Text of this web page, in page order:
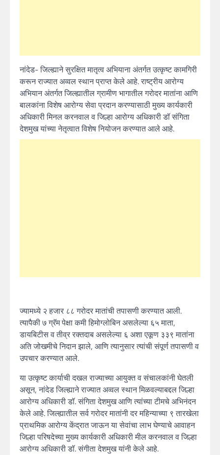
नांदेड- जिल्ह्याने सुरक्षित मातृत्व अभियाना अंतर्गत उत्कृष्ट कामगिरी
करून राज्यात अव्वल स्थान प्राप्त केले आहे. राष्ट्रीय आरोग्य
अभियान अंतर्गत जिल्ह्यातील ग्रामीण भागातील गरोदर मातांना आणि
बालकांना विशेष आरोग्य सेवा प्रदान करण्यासाठी मुख्य कार्यकारी
अधिकारी मिनल करनवाल व जिल्हा आरोग्य अधिकारी डॉ संगिता
देशमुख यांच्या नेतृत्वात विशेष नियोजन करण्यात आले आहे.
ज्यामध्ये २ हजार ८८ गरोदर मातांची तपासणी करण्यात आली.
त्यापैकी ७ ग्रॅम पेक्षा कमी हिमोग्लोबिन असलेल्या ६५ माता,
डायबिटीस व तीव्र रक्तदाब असलेल्या ६ अशा एकूण ३३९ मातांना
अति जोखमीचे निदान झाले, आणि त्यानुसार त्यांची संपूर्ण तपासणी व
उपचार करण्यात आले.
या उत्कृष्ट कार्याची दखल राज्याच्या आयुक्त व संचालकांनी घेतली
असून, नांदेड जिल्ह्याने राज्यात अव्वल स्थान मिळवल्याबद्दल जिल्हा
आरोग्य अधिकारी डॉ. संगिता देशमुख आणि त्यांच्या टीमचे अभिनंदन
केले आहे. जिल्ह्यातील सर्व गरोदर मातांनी दर महिन्याच्या ९ तारखेला
प्राथमिक आरोग्य केंद्रात जाऊन या सेवांचा लाभ घेण्याचे आवाहन
जिल्हा परिषदेच्या मुख्य कार्यकारी अधिकारी मील करनवाल व जिल्हा
आरोग्य अधिकारी डॉ. संगीता देशमुख यांनी केले आहे.